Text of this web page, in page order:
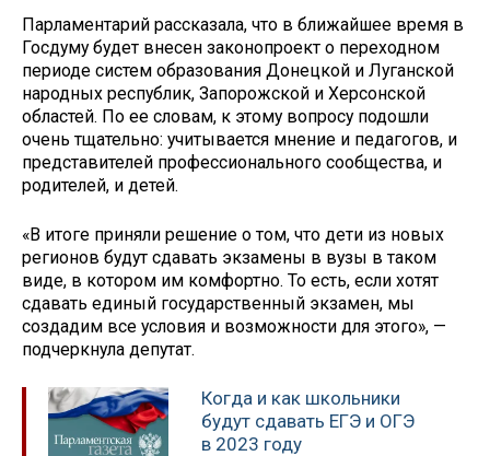
Парламентарий рассказала, что в ближайшее время в
Госдуму будет внесен законопроект о переходном
периоде систем образования Донецкой и Луганской
народных республик, Запорожской и Херсонской
областей. По ее словам, к этому вопросу подошли
очень тщательно: учитывается мнение и педагогов, и
представителей профессионального сообщества, и
родителей, и детей.
«В итоге приняли решение о том, что дети из новых
регионов будут сдавать экзамены в вузы в таком
виде, в котором им комфортно. То есть, если хотят
сдавать единый государственный экзамен, мы
создадим все условия и возможности для этого», —
подчеркнула депутат.
Когда и как школьники
будут сдавать ЕГЭ и ОГЭ
в 2023 году